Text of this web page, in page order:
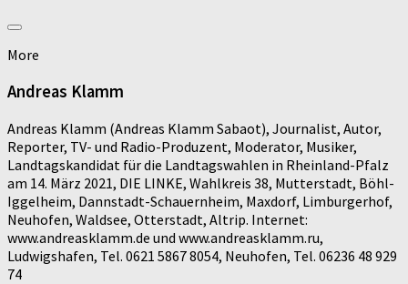
More
Andreas Klamm
Andreas Klamm (Andreas Klamm Sabaot), Journalist, Autor,
Reporter, TV- und Radio-Produzent, Moderator, Musiker,
Landtagskandidat für die Landtagswahlen in Rheinland-Pfalz
am 14. März 2021, DIE LINKE, Wahlkreis 38, Mutterstadt, Böhl-
Iggelheim, Dannstadt-Schauernheim, Maxdorf, Limburgerhof,
Neuhofen, Waldsee, Otterstadt, Altrip. Internet:
www.andreasklamm.de und www.andreasklamm.ru,
Ludwigshafen, Tel. 0621 5867 8054, Neuhofen, Tel. 06236 48 929
74